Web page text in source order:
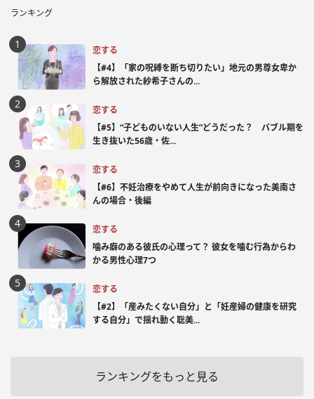
ランキング
恋する
【#4】「家の呪縛を断ち切りたい」地元の男尊女卑か
ら解放された紗希子さんの...
恋する
【#5】“子どものいない人生”どうだった？ バブル期を
生き抜いた56歳・佐...
恋する
【#6】不妊治療をやめて人生が前向きになった美南さ
んの場合・後編
恋する
噛み癖のある彼氏の心理って？ 彼女を噛む行為からわ
かる男性心理7つ
恋する
【#2】「産みたくない自分」と「妊産婦の健康を研究
する自分」で揺れ動く聡美...
ランキングをもっと見る